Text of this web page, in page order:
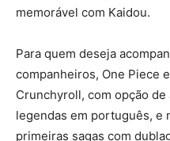
memorável com Kaidou.
Para quem deseja
companheiros, One Piece
Crunchyroll, com opção
legendas em português, e
primeiras sagas com